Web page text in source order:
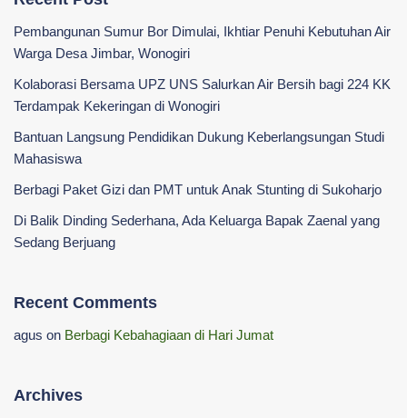
Pembangunan Sumur Bor Dimulai, Ikhtiar Penuhi Kebutuhan Air
Warga Desa Jimbar, Wonogiri
Kolaborasi Bersama UPZ UNS Salurkan Air Bersih bagi 224 KK
Terdampak Kekeringan di Wonogiri
‎Bantuan Langsung Pendidikan Dukung Keberlangsungan Studi
Mahasiswa ‎
Berbagi Paket Gizi dan PMT untuk Anak Stunting di Sukoharjo
Di Balik Dinding Sederhana, Ada Keluarga Bapak Zaenal yang
Sedang Berjuang
Recent Comments
agus on Berbagi Kebahagiaan di Hari Jumat
Archives